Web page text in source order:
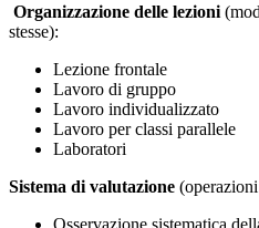
Organizzazione delle lezioni
stesse):
Lezione frontale
Lavoro di gruppo
Lavoro individualizzato
Lavoro per classi parallele
Laboratori
Sistema di valutazione
Osservazione sistematica